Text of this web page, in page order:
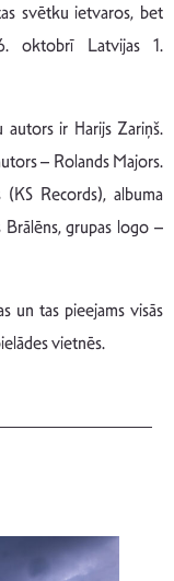
svētku ietvaros, bet
oktobrī Latvijas 1.
ir Harijs Zariņš.
– Rolands Majors.
Records), albuma
grupas logo –
un tas pieejams visās
vietnēs.